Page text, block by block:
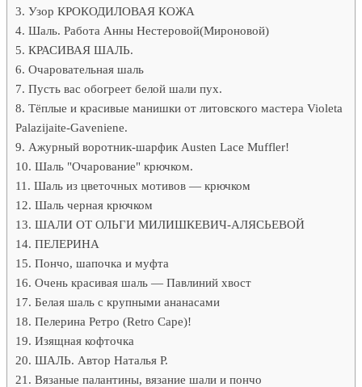
Узор КРОКОДИЛОВАЯ КОЖА
Шаль. Работа Анны Нестеровой(Мироновой)
КРАСИВАЯ ШАЛЬ.
Очаровательная шаль
Пусть вас обогреет белой шали пух.
Тёплые и красивые манишки от литовского мастера Violeta
Palazijaite-Gaveniene.
Ажурный воротник-шарфик Austen Lace Muffler!
Шаль "Очарование" крючком.
Шаль из цветочных мотивов — крючком
Шаль черная крючком
ШАЛИ ОТ ОЛЬГИ МИЛИШКЕВИЧ-АЛЯСЬЕВОЙ
ПЕЛЕРИНА
Пончо, шапочка и муфта
Очень красивая шаль — Павлиний хвост
Белая шаль с крупными ананасами
Пелерина Ретро (Retro Cape)!
Изящная кофточка
ШАЛЬ. Автор Наталья Р.
Вязаные палантины, вязание шали и пончо